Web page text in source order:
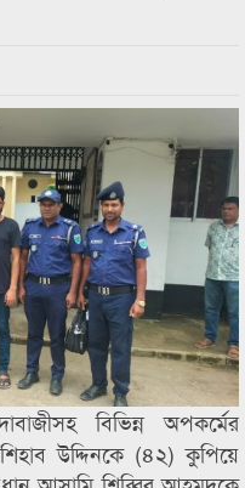
বিভিন্ন অপকর্মের
উদ্দিনকে (৪২) কুপিয়ে